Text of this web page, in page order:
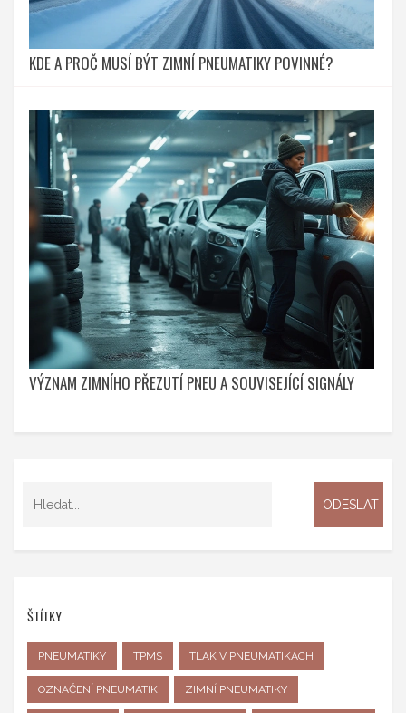
KDE A PROČ MUSÍ BÝT ZIMNÍ PNEUMATIKY POVINNÉ?
VÝZNAM ZIMNÍHO PŘEZUTÍ PNEU A SOUVISEJÍCÍ SIGNÁLY
ŠTÍTKY
PNEUMATIKY TPMS TLAK V PNEUMATIKÁCH
OZNAČENÍ PNEUMATIK ZIMNÍ PNEUMATIKY